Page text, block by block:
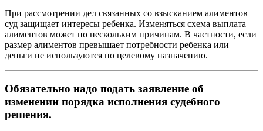
При рассмотрении дел связанных со взысканием алиментов
суд защищает интересы ребенка. Изменяться схема выплата
алиментов может по нескольким причинам. В частности, если
размер алиментов превышает потребности ребенка или
деньги не используются по целевому назначению.
Обязательно надо подать заявление об
изменении порядка исполнения судебного
решения.